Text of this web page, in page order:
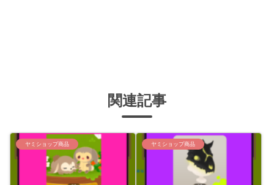
関連記事
ヤミショップ商品 ヤミショップ商品